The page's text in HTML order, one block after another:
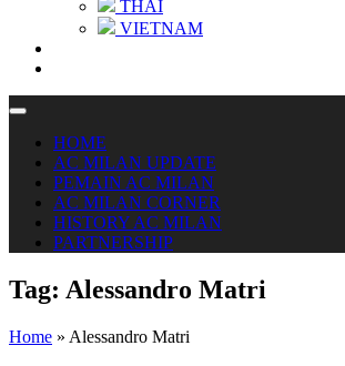
THAI
VIETNAM
HOME
AC MILAN UPDATE
PEMAIN AC MILAN
AC MILAN CORNER
HISTORY AC MILAN
PARTNERSHIP
Tag: Alessandro Matri
Home » Alessandro Matri